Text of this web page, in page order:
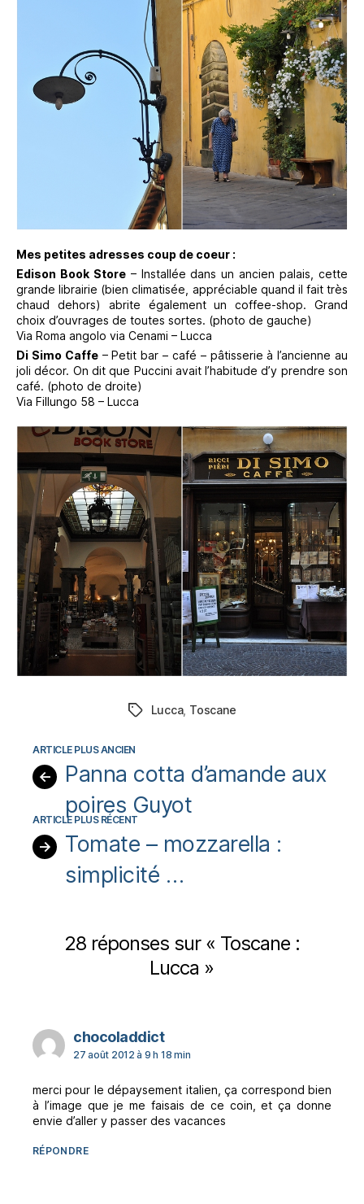
Mes petites adresses coup de coeur :
Edison Book Store– Installée dans un ancien palais, cette
grande librairie (bien climatisée, appréciable quand il fait très
chaud dehors) abrite également un coffee-shop. Grand
choix d’ouvrages de toutes sortes. (photo de gauche)
Via Roma angolo via Cenami – Lucca
Di Simo Caffe– Petit bar – café – pâtisserie à l’ancienne au
joli décor. On dit que Puccini avait l’habitude d’y prendre son
café. (photo de droite)
Via Fillungo 58 – Lucca
Étiquettes
Lucca, Toscane
←
Panna cotta d’amande aux
poires Guyot
→
Tomate – mozzarella :
simplicité …
28 réponses sur « Toscane :
Lucca »
chocoladdictdit :
27 août 2012 à 9 h 18 min
merci pour le dépaysement italien, ça correspond bien
à l’image que je me faisais de ce coin, et ça donne
envie d’aller y passer des vacances
RÉPONDRE